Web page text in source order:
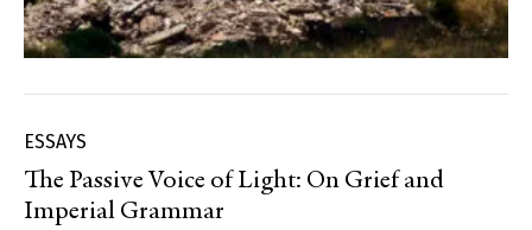
ESSAYS
The Passive Voice of Light: On Grief and
Imperial Grammar